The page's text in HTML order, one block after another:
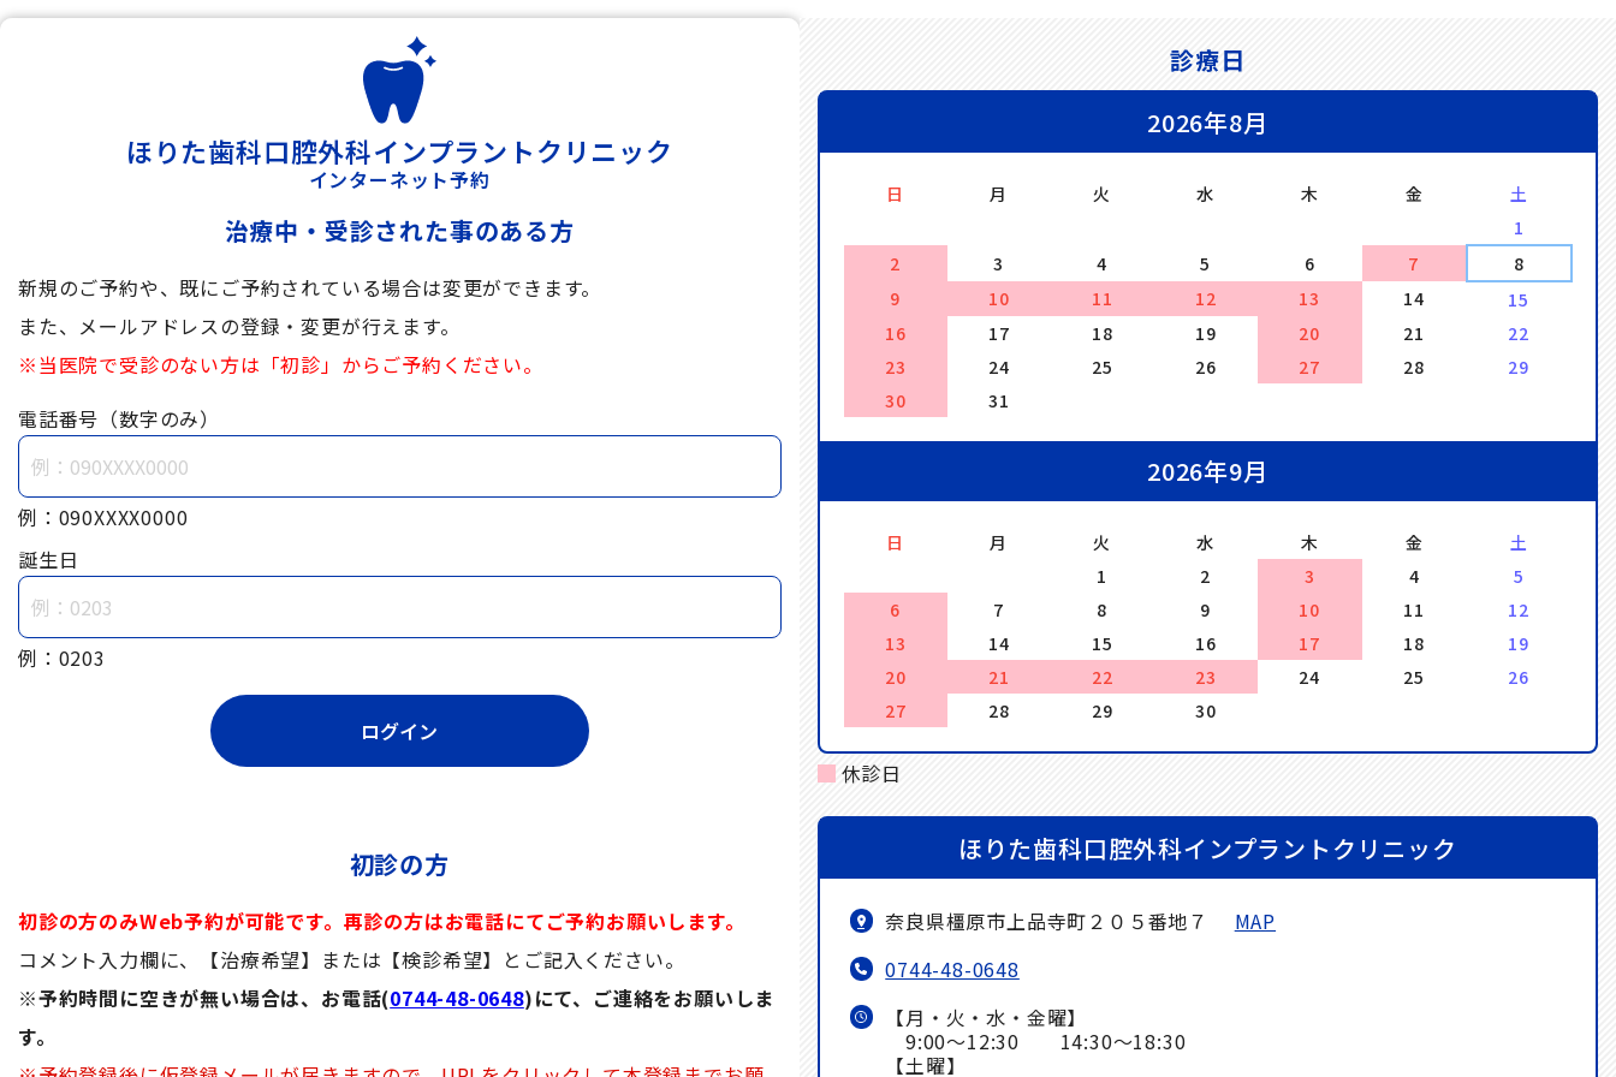
ほりた歯科口腔外科インプラントクリニック
インターネット予約
治療中・受診された事のある方
新規のご予約や、既にご予約されている場合は変更ができます。
また、メールアドレスの登録・変更が行えます。
※当医院で受診のない方は「初診」からご予約ください。
電話番号（数字のみ）
例：090XXXX0000
誕生日
例：0203
初診の方
初診の方のみWeb予約が可能です。再診の方はお電話にてご予約お願いします。
コメント入力欄に、【治療希望】または【検診希望】とご記入ください。
※予約時間に空きが無い場合は、お電話(0744-48-0648)にて、ご連絡をお願いしま
す。
診療日
2026年8月
日 月 火 水 木 金
土
1
2
3 4 5 6 7
8
9
10 11 12 13 14
15
16
17 18 19 20 21
22
23
24 25 26 27 28
29
30
31
2026年9月
日 月 火 水 木 金
土
1
2 3 4
5
6
7 8 9 10 11
12
13
14 15 16 17 18
19
20
21 22 23 24 25
26
27
28 29 30
休診日
ほりた歯科口腔外科インプラントクリニック
奈良県橿原市上品寺町２０５番地７ MAP
0744-48-0648
【月・火・水・金曜】
9:00～12:30 14:30～18:30
【土曜】